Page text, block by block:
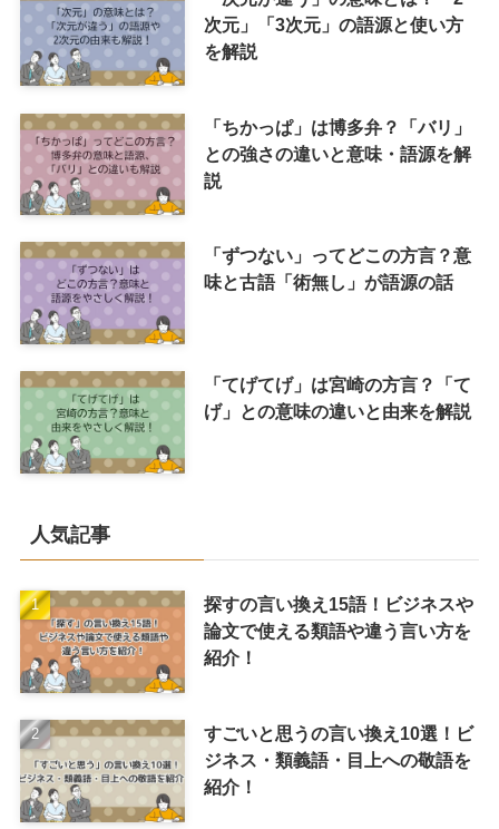
次元」「3次元」の語源と使い方
を解説
「ちかっぱ」は博多弁？「バリ」
との強さの違いと意味・語源を解
説
「ずつない」ってどこの方言？意
味と古語「術無し」が語源の話
「てげてげ」は宮崎の方言？「て
げ」との意味の違いと由来を解説
人気記事
探すの言い換え15語！ビジネスや
論文で使える類語や違う言い方を
紹介！
すごいと思うの言い換え10選！ビ
ジネス・類義語・目上への敬語を
紹介！